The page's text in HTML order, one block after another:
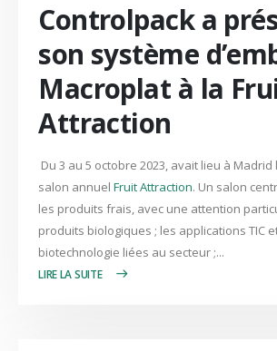
Controlpack a
son système
Macroplat à la
Attraction
Du 3 au 5 octobre 2023, avait lieu à
salon annuelFruit Attraction. Un salon
les produits frais, avec une attention
produits biologiques ; les applications TIC
biotechnologie liées au secteur ;...